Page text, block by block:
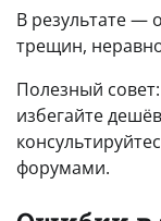
В результате —
трещин,
Полезный
избегайте
форумами.